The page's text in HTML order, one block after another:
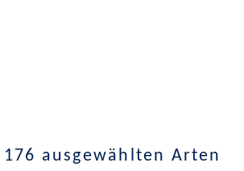
ausgewählten Arten